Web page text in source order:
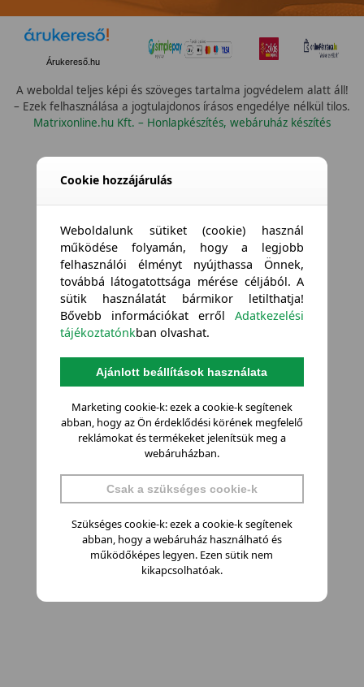
Árukereső.hu
A weboldal teljes képi és szöveges tartalma jogvédelem alatt áll!
– Ezek felhasználása a jogtulajdonos írásos engedélye nélkül tilos.
Matrixonline.hu Kft. – Honlapkészítés, webáruház készítés
Cookie hozzájárulás
Weboldalunk sütiket (cookie) használ
működése folyamán, hogy a legjobb
felhasználói élményt nyújthassa Önnek,
továbbá látogatottsága mérése céljából. A
sütik használatát bármikor letilthatja!
Bővebb információkat errőlAdatkezelési
tájékoztatónkban olvashat.
Ajánlott beállítások használata
Marketing cookie-k: ezek a cookie-k segítenek
abban, hogy az Ön érdeklődési körének megfelelő
reklámokat és termékeket jelenítsük meg a
webáruházban.
Csak a szükséges cookie-k
Szükséges cookie-k: ezek a cookie-k segítenek
abban, hogy a webáruház használható és
működőképes legyen. Ezen sütik nem
kikapcsolhatóak.